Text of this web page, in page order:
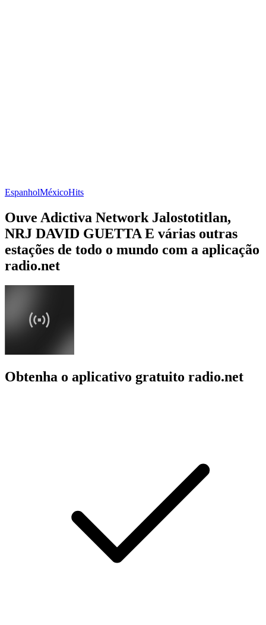
EspanholMéxicoHits
Ouve Adictiva Network Jalostotitlan,
NRJ DAVID GUETTA E várias outras
estações de todo o mundo com a aplicação
radio.net
Obtenha o aplicativo gratuito radio.net